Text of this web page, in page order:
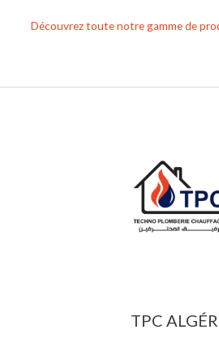
Découvrez toute notre gamme de
TPC